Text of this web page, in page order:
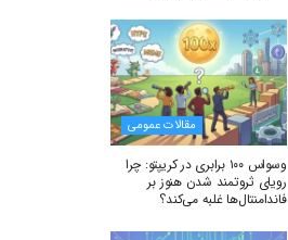
مقالات عمومی
وسواس ۱۰۰ برابری در کریپتو: چرا
رویای ثروتمند شدن هنوز بر
فاندامنتال‌ها غلبه می‌کند؟